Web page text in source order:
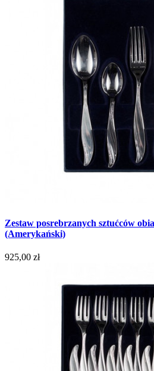
Zestaw posrebrzanych sztućców
(Amerykański)
925,00 zł